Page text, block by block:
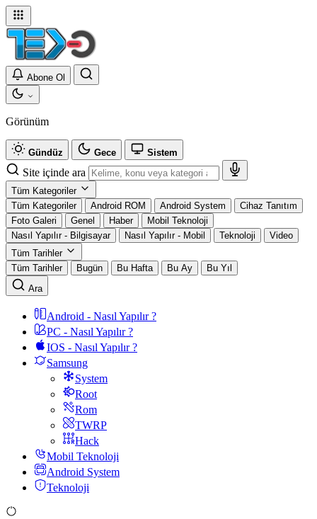
Abone Ol
Görünüm
Gündüz Gece Sistem
Site içinde ara
Tüm Kategoriler
Tüm Kategoriler
Android ROM Android System
Cihaz Tanıtım
Foto Galeri
Genel Haber
Mobil Teknoloji
Nasıl Yapılır - Bilgisayar
Nasıl Yapılır - Mobil Teknoloji
Video
Tüm Tarihler
Tüm Tarihler
Bugün Bu Hafta Bu Ay
Bu Yıl
Ara
Android - Nasıl Yapılır ?
PC - Nasıl Yapılır ?
IOS - Nasıl Yapılır ?
Samsung
System
Root
Rom
TWRP
Hack
Mobil Teknoloji
Android System
Teknoloji